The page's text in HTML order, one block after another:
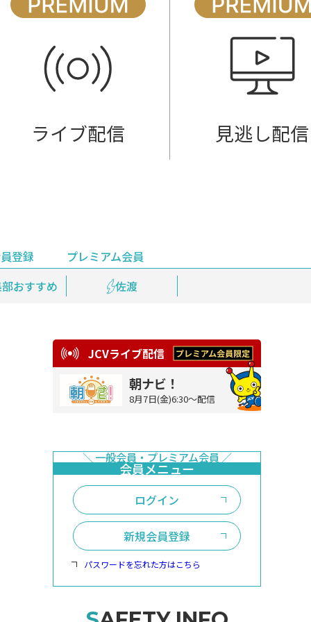
ライブ配信 見逃し配信
おすすめ 佐渡
鉄道情報
登録
プレミアム会員
員登録
JCVライブ配信
朝ナビ！
8月7日(金)6:30～配信
ログイン
新規会員登録
パスワードを忘れた方はこちら